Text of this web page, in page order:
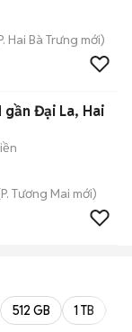
Hai Bà Trưng mới)
gần Đại La, Hai
P. Tương Mai mới)
512 GB 1 TB